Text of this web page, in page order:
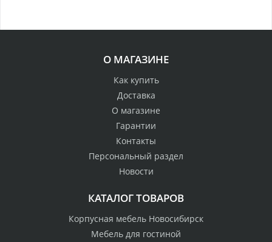
О МАГАЗИНЕ
Как купить
Доставка
О магазине
Гарантии
Контакты
Персональный раздел
Новости
КАТАЛОГ ТОВАРОВ
Корпусная мебель Новосибирск
Мебель для гостиной